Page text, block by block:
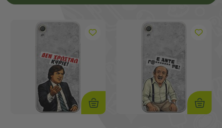
Προσθήκη
Στο
Καλάθι
Στο
Καλάθι